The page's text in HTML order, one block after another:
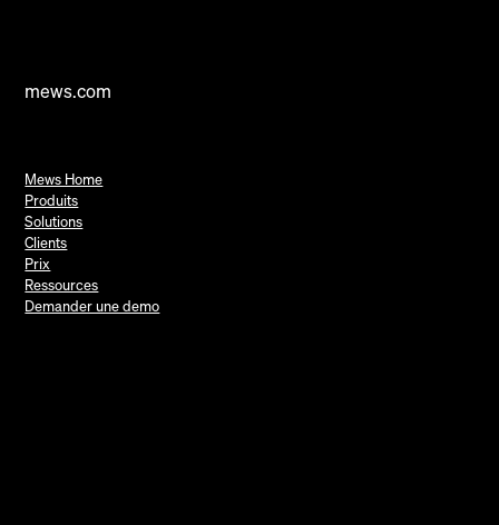
mews.com
Mews Home
Produits
Solutions
Clients
Prix
Ressources
Demander une demo